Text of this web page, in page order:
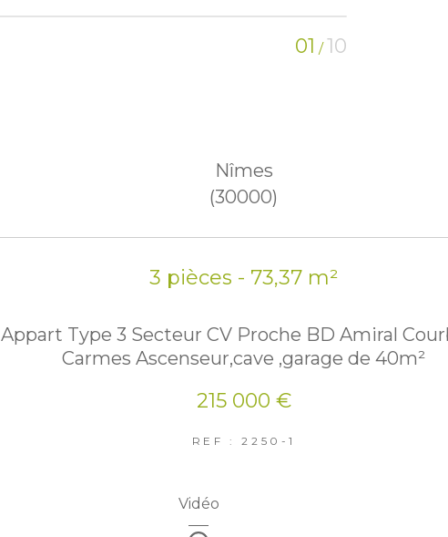
01 /10
Nîmes
(30000)
3 pièces - 73,37 m²
Appart Type 3 Secteur CV Proche BD Amiral
Carmes Ascenseur,cave ,garage de 40m²
215 000 €
REF : 2250-1
Vidéo